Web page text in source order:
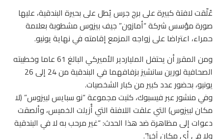
عُلّقت لافتة كبيرة على برج جرس يُطل على بحيرة البندقية، عليها
صورة مؤسس شركة “أمازون” جيف بيزوس مشطوبة بعلامة
حمراء، اعتراضا على زواجه المزمع إقامته في نهاية يونيو.
ومن المقرر أن يحتفل الملياردير الأميركي البالغ 61 عاما وخطيبته
الصحافية لورين سانشيز بزفافهما في البندقية من 24 إلى 26
يونيو، بحضور عدد كبير من كبار الشخصيات.
وفي منشور عبر فيسبوك، كتبت مجموعة “نو سبايس لبيزوس” (لا
مكان لبيزوس) التي علقت اللافتة التي أُزيلت الخميس، وألصقت
دعوات إلى مظاهرة ضد هذا الحدث: “غير مرحب به لا في البندقية
ولا في أي مكان آخر!”.